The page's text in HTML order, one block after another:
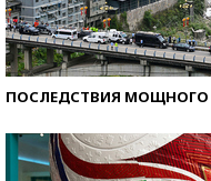
ПОСЛЕДСТВИЯ МОЩНОГО